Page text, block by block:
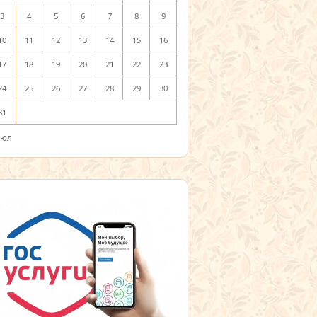
3 4 5 6 7 8 9
11 12 13 14 15 16
18 19 20 21 22 23
25 26 27 28 29 30